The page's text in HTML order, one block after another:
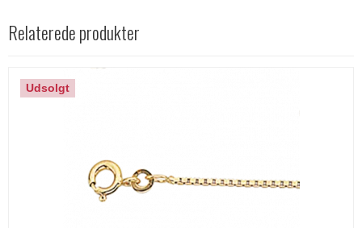
Relaterede produkter
Udsolgt